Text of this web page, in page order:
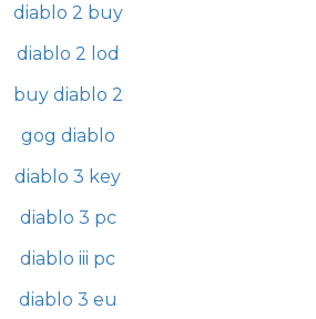
diablo 2 buy
diablo 2 lod
buy diablo 2
gog diablo
diablo 3 key
diablo 3 pc
diablo iii pc
diablo 3 eu